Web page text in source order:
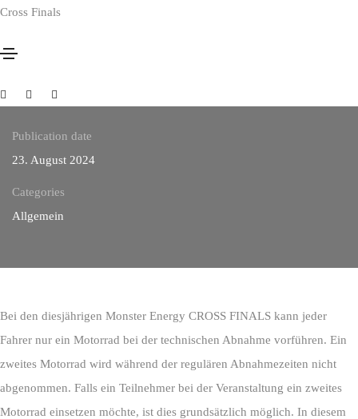
Cross Finals
Technische Abnahme
Publication date
23. August 2024
Categories
Allgemein
Bei den diesjährigen Monster Energy CROSS FINALS kann jeder
Fahrer nur ein Motorrad bei der technischen Abnahme vorführen. Ein
zweites Motorrad wird während der regulären Abnahmezeiten nicht
abgenommen. Falls ein Teilnehmer bei der Veranstaltung ein zweites
Motorrad einsetzen möchte, ist dies grundsätzlich möglich. In diesem